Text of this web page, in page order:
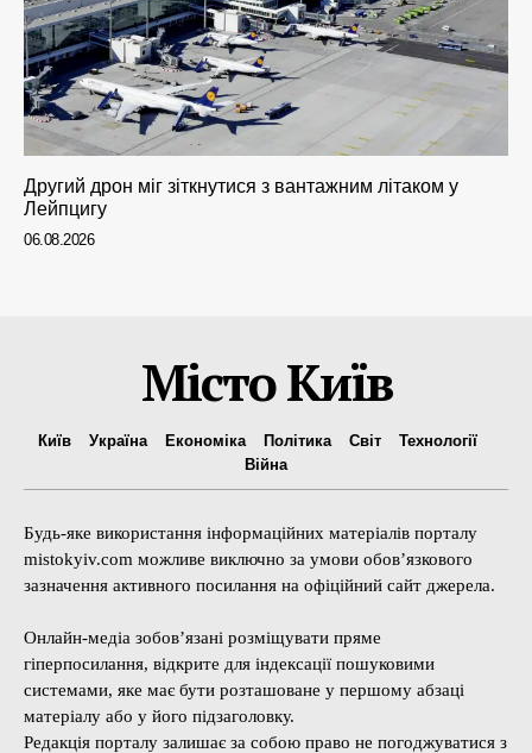
Другий дрон міг зіткнутися з вантажним літаком у
Лейпцигу
06.08.2026
Місто Київ
Київ Україна Економіка Політика Світ
Технології
Війна
Будь-яке використання інформаційних матеріалів порталу
mistokyiv.com можливе виключно за умови обов’язкового
зазначення активного посилання на офіційний сайт джерела.
Онлайн-медіа зобов’язані розміщувати пряме
гіперпосилання, відкрите для індексації пошуковими
системами, яке має бути розташоване у першому абзаці
матеріалу або у його підзаголовку.
Редакція порталу залишає за собою право не погоджуватися з